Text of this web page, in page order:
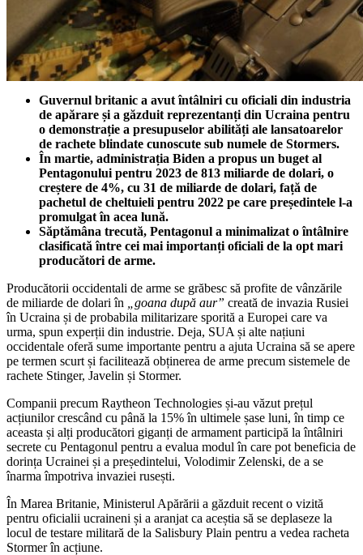
Guvernul britanic a avut întâlniri cu oficiali din industria
de apărare și a găzduit reprezentanți din Ucraina pentru
o demonstrație a presupuselor abilități ale lansatoarelor
de rachete blindate cunoscute sub numele de Stormers.
În martie, administrația Biden a propus un buget al
Pentagonului pentru 2023 de 813 miliarde de dolari, o
creștere de 4%, cu 31 de miliarde de dolari, față de
pachetul de cheltuieli pentru 2022 pe care președintele l-a
promulgat în acea lună.
Săptămâna trecută, Pentagonul a minimalizat o întâlnire
clasificată între cei mai importanți oficiali de la opt mari
producători de arme.
Producătorii occidentali de arme se grăbesc să profite de vânzările
de miliarde de dolari în
„goana după aur” creată de invazia Rusiei
în Ucraina și de probabila militarizare sporită a Europei care va
urma, spun experții din industrie. Deja, SUA și alte națiuni
occidentale oferă sume importante pentru a ajuta Ucraina să se apere
pe termen scurt și facilitează obținerea de arme precum sistemele de
rachete Stinger, Javelin și Stormer.
Companii precum Raytheon Technologies și-au văzut prețul
acțiunilor crescând cu până la 15% în ultimele șase luni, în timp ce
aceasta și alți producători giganți de armament participă la întâlniri
secrete cu Pentagonul pentru a evalua modul în care pot beneficia de
dorința Ucrainei și a președintelui, Volodimir Zelenski, de a se
înarma împotriva invaziei rusești.
În Marea Britanie, Ministerul Apărării a găzduit recent o vizită
pentru oficialii ucraineni și a aranjat ca aceștia să se deplaseze la
locul de testare militară de la Salisbury Plain pentru a vedea racheta
Stormer în acțiune.